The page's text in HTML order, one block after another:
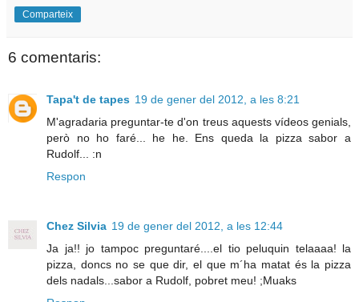
Comparteix
6 comentaris:
Tapa't de tapes 19 de gener del 2012, a les 8:21
M'agradaria preguntar-te d'on treus aquests vídeos genials,
però no ho faré... he he. Ens queda la pizza sabor a
Rudolf... :n
Respon
Chez Silvia 19 de gener del 2012, a les 12:44
Ja ja!! jo tampoc preguntaré....el tio peluquin telaaaa! la
pizza, doncs no se que dir, el que m´ha matat és la pizza
dels nadals...sabor a Rudolf, pobret meu! ;Muaks